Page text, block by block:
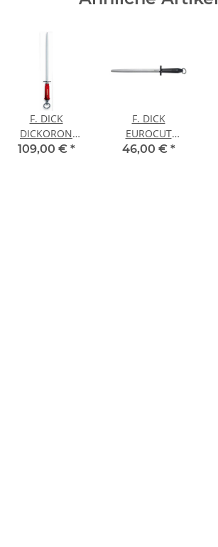
F. DICK
DICKORON
classic, 30cm
109,00 € *
F. DICK
EUROCUT
Wetzstahl oval
46,00 € *